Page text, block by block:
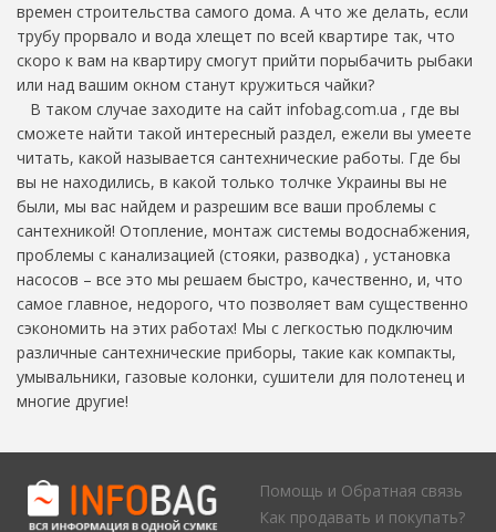
времен строительства самого дома. А что же делать, если
трубу прорвало и вода хлещет по всей квартире так, что
скоро к вам на квартиру смогут прийти порыбачить рыбаки
или над вашим окном станут кружиться чайки?
В таком случае заходите на сайт infobag.com.ua , где вы
сможете найти такой интересный раздел, ежели вы умеете
читать, какой называется сантехнические работы. Где бы
вы не находились, в какой только толчке Украины вы не
были, мы вас найдем и разрешим все ваши проблемы с
сантехникой! Отопление, монтаж системы водоснабжения,
проблемы с канализацией (стояки, разводка) , установка
насосов – все это мы решаем быстро, качественно, и, что
самое главное, недорого, что позволяет вам существенно
сэкономить на этих работах! Мы с легкостью подключим
различные сантехнические приборы, такие как компакты,
умывальники, газовые колонки, сушители для полотенец и
многие другие!
Помощь и Обратная связь
Как продавать и покупать?